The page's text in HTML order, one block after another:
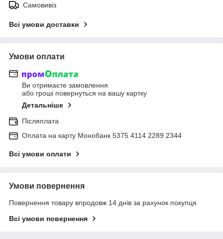
Самовивіз
Всі умови доставки
Умови оплати
Ви отримаєте замовлення
або гроші повернуться на вашу картку
Детальніше
Післяплата
Оплата на карту Монобанк 5375 4114 2289 2344
Всі умови оплати
Умови повернення
Повернення товару впродовж 14 днів за рахунок покупця
Всі умови повернення